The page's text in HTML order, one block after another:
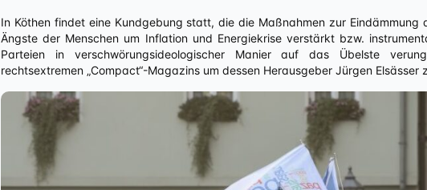
In Köthen findet eine Kundgebung statt, die die Maßnahmen zur Eindämmung der Corona-Pandemie kritisiert, die Sorgen und
Ängste der Menschen um Inflation und Energiekrise verstärkt bzw.
Parteien in verschwörungsideologischer Manier auf das Übelste
rechtsextremen „Compact“-Magazins um dessen Herausgeber Jürgen Elsässer